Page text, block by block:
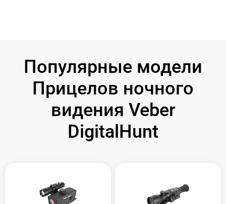
Популярные модели
Прицелов ночного
видения Veber
DigitalHunt